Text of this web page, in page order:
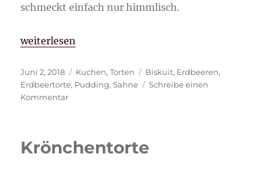
schmeckt einfach nur himmlisch.
„Erdbeersahnetorte“
weiterlesen
Veröffentlicht
am
Juni 2, 2018 Kategorien
Kuchen,Torten Schlagwörter
Biskuit, Erdbeeren,
Erdbeertorte, Pudding,Sahne
Schreibe einen
Kommentarzu
Krönchentorte